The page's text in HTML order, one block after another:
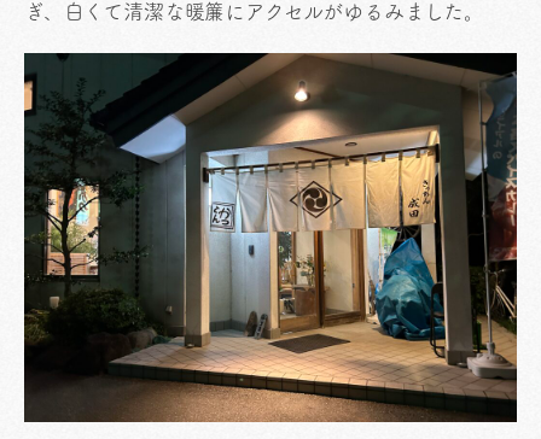
ぎ、白くて清潔な暖簾にアクセルがゆるみました。